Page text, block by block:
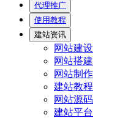
代理推广
使用教程
建站资讯
网站建设
网站搭建
网站制作
建站教程
网站源码
建站平台